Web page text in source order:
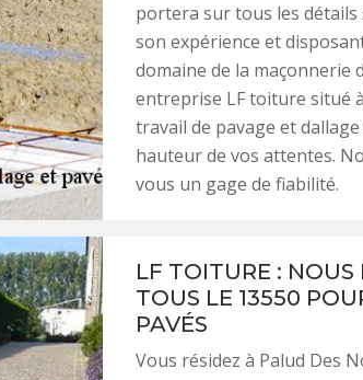
portera sur tous les détails
son expérience et
domaine de la maçonnerie
entreprise LF toiture situé
travail de pavage et
hauteur de vos attentes.
vous un gage de fiabilité.
LF TOITURE :
TOUS LE 13550
PAVÉS
Vous résidez à Palud Des